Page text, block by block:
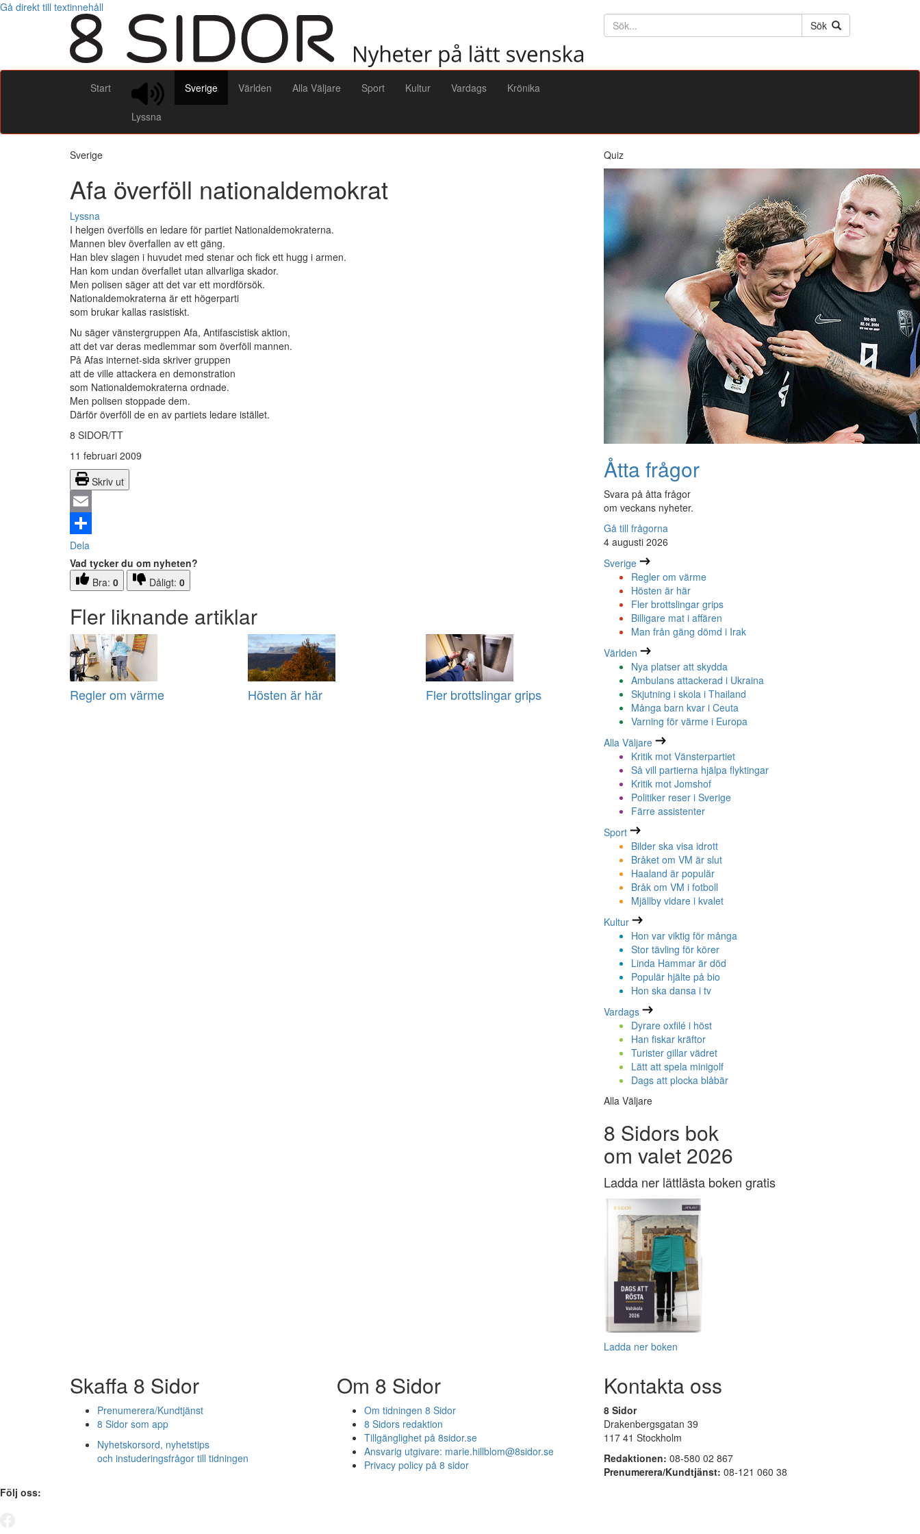
Gå direkt till textinnehåll
Söktext
Sök
Start
Lyssna
Sverige Världen Alla Väljare Sport Kultur Vardags Krönika
Sverige
Afa överföll nationaldemokrat
Lyssna
I helgen överfölls en ledare för partiet Nationaldemokraterna.
Mannen blev överfallen av ett gäng.
Han blev slagen i huvudet med stenar och fick ett hugg i armen.
Han kom undan överfallet utan allvarliga skador.
Men polisen säger att det var ett mordförsök.
Nationaldemokraterna är ett högerparti
som brukar kallas rasistiskt.
Nu säger vänstergruppen Afa, Antifascistisk aktion,
att det var deras medlemmar som överföll mannen.
På Afas internet-sida skriver gruppen
att de ville attackera en demonstration
som Nationaldemokraterna ordnade.
Men polisen stoppade dem.
Därför överföll de en av partiets ledare istället.
8 SIDOR/TT
11 februari 2009
Skriv ut
Email
Dela
Vad tycker du om nyheten?
Bra: 0 Dåligt: 0
Fler liknande artiklar
Regler om värme Hösten är här Fler brottslingar grips
Quiz
Åtta frågor
Svara på åtta frågor
om veckans nyheter.
Gå till frågorna
4 augusti 2026
Sverige
Regler om värme
Hösten är här
Fler brottslingar grips
Billigare mat i affären
Man från gäng dömd i Irak
Världen
Nya platser att skydda
Ambulans attackerad i Ukraina
Skjutning i skola i Thailand
Många barn kvar i Ceuta
Varning för värme i Europa
Alla Väljare
Kritik mot Vänsterpartiet
Så vill partierna hjälpa flyktingar
Kritik mot Jomshof
Politiker reser i Sverige
Färre assistenter
Sport
Bilder ska visa idrott
Bråket om VM är slut
Haaland är populär
Bråk om VM i fotboll
Mjällby vidare i kvalet
Kultur
Hon var viktig för många
Stor tävling för körer
Linda Hammar är död
Populär hjälte på bio
Hon ska dansa i tv
Vardags
Dyrare oxfilé i höst
Han fiskar kräftor
Turister gillar vädret
Lätt att spela minigolf
Dags att plocka blåbär
Alla Väljare
8 Sidors bok
om valet 2026
Ladda ner lättlästa boken gratis
Ladda ner boken
Skaffa 8 Sidor
Prenumerera/Kundtjänst
8 Sidor som app
Nyhetskorsord, nyhetstips
och instuderingsfrågor till tidningen
Om 8 Sidor
Om tidningen 8 Sidor
8 Sidors redaktion
Tillgänglighet på 8sidor.se
Ansvarig utgivare: marie.hillblom@8sidor.se
Privacy policy på 8 sidor
Kontakta oss
8 Sidor
Drakenbergsgatan 39
117 41 Stockholm
Redaktionen: 08-580 02 867
Prenumerera/Kundtjänst: 08-121 060 38
Följ oss: